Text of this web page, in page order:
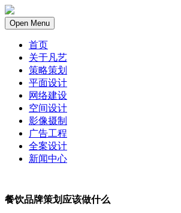
Open Menu
首页
关于凡艺
策略策划
平面设计
网络建设
空间设计
影像摄制
广告工程
全案设计
新闻中心
餐饮品牌策划应该做什么